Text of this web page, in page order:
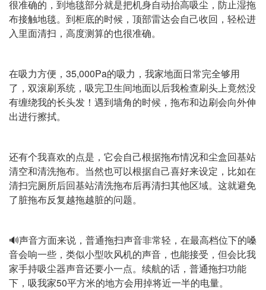
很准确的，到地毯部分就是把机身自动抬高吸尘，防止湿拖
布接触地毯。到柜底的时候，顶部雷达会自己收回，轻松进
入里面清扫，高度测算的也很准确。
在吸力方便，35,000Pa的吸力，我家地面日常完全够用
了，双滚刷系统，吸完卫生间地面以后我检查刷头上竟然没
有缠绕我的长头发！遇到墙角的时候，拖布和边刷会向外伸
出进行擦拭。
还有个我喜欢的点是，它会自己根据拖布情况和尘盒回基站
清空和清洗拖布。当然也可以根据自己喜好来设定，比如在
清扫完厕所后回基站清洗拖布后再清扫其他区域。这就避免
了脏拖布反复越拖越脏的问题。
🔊声音方面来说，普通拖扫声音非常轻，在最高档位下的嗓
音会响一些，类似小型吹风机的声音，也能接受，但会比我
家手持吸尘器声音还要小一点。续航的话，普通拖扫功能
下，吸我家50平方米的地方会用掉将近一半的电量。